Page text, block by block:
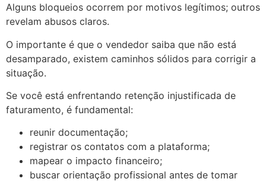
Alguns bloqueios ocorrem por motivos legítimos; outros
revelam abusos claros.
O importante é que o vendedor saiba que não está
desamparado, existem caminhos sólidos para corrigir a
situação.
Se você está enfrentando retenção injustificada de
faturamento, é fundamental:
reunir documentação;
registrar os contatos com a plataforma;
mapear o impacto financeiro;
buscar orientação profissional antes de tomar